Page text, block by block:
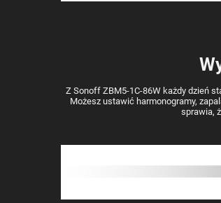
Z Sonoff ZBM5-1C-86W każdy dzień
Możesz ustawić harmonogramy,
sprawia,